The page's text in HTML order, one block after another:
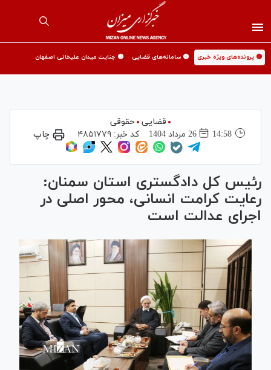
🟡 پرونده‌های ویژه خبری 🟡 سامانه‌های قضایی 🟡 جنایت میدان علیخانی اصفهان
قضایی حقوقی
14:58
26 مرداد 1404 کد خبر: ۴۸۵۱۷۷۹ چاپ
رئیس کل دادگستری استان سمنان:
رعایت کرامت انسانی، محور اصلی در
اجرای عدالت است